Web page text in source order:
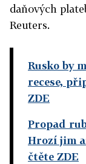
daňových
Reuters.
Rusko by
recese,
ZDE
Propad
Hrozí jim
čtěte ZDE